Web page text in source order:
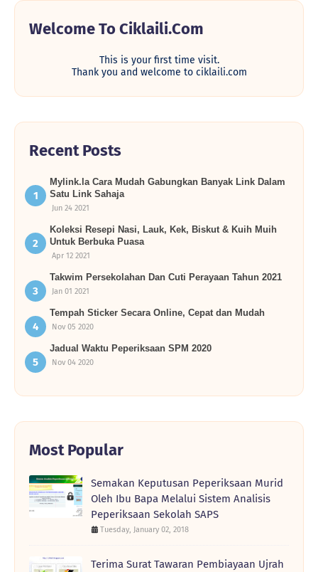
Welcome To Ciklaili.com
This is your first time visit.
Thank you and welcome to ciklaili.com
Recent Posts
Mylink.la Cara Mudah Gabungkan Banyak Link Dalam
Satu Link Sahaja
Jun 24 2021
Koleksi Resepi Nasi, Lauk, Kek, Biskut & Kuih Muih
Untuk Berbuka Puasa
Apr 12 2021
Takwim Persekolahan Dan Cuti Perayaan Tahun 2021
Jan 01 2021
Tempah Sticker Secara Online, Cepat dan Mudah
Nov 05 2020
Jadual Waktu Peperiksaan SPM 2020
Nov 04 2020
Most Popular
Semakan Keputusan Peperiksaan Murid
Oleh Ibu Bapa Melalui Sistem Analisis
Peperiksaan Sekolah SAPS
Tuesday, January 02, 2018
Terima Surat Tawaran Pembiayaan Ujrah